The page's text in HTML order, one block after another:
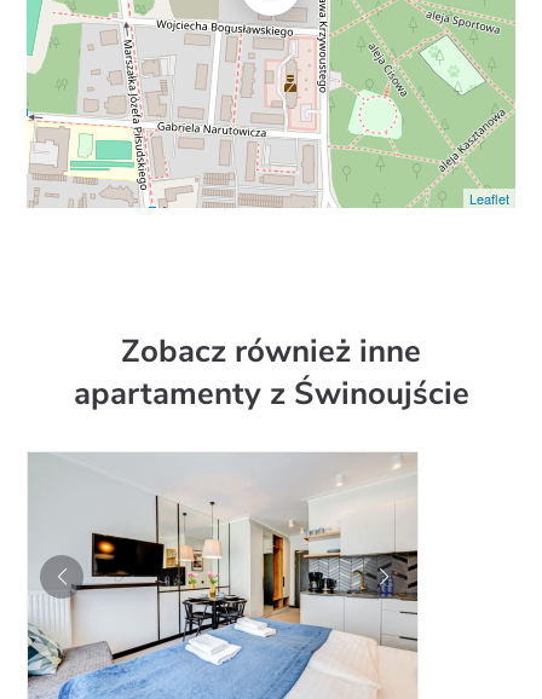
Leaflet
Zobacz również inne
apartamenty z Świnoujście